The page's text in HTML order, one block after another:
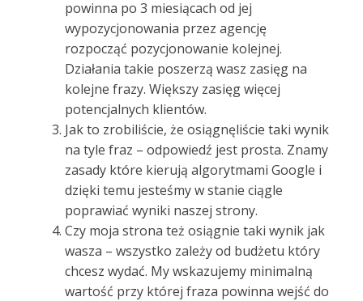
powinna po 3 miesiącach od jej
wypozycjonowania przez agencję
rozpocząć pozycjonowanie kolejnej.
Działania takie poszerzą wasz zasięg na
kolejne frazy. Większy zasięg więcej
potencjalnych klientów.
Jak to zrobiliście, że osiągnęliście taki wynik
na tyle fraz – odpowiedź jest prosta. Znamy
zasady które kierują algorytmami Google i
dzięki temu jesteśmy w stanie ciągle
poprawiać wyniki naszej strony.
Czy moja strona też osiągnie taki wynik jak
wasza – wszystko zależy od budżetu który
chcesz wydać. My wskazujemy minimalną
wartość przy której fraza powinna wejść do